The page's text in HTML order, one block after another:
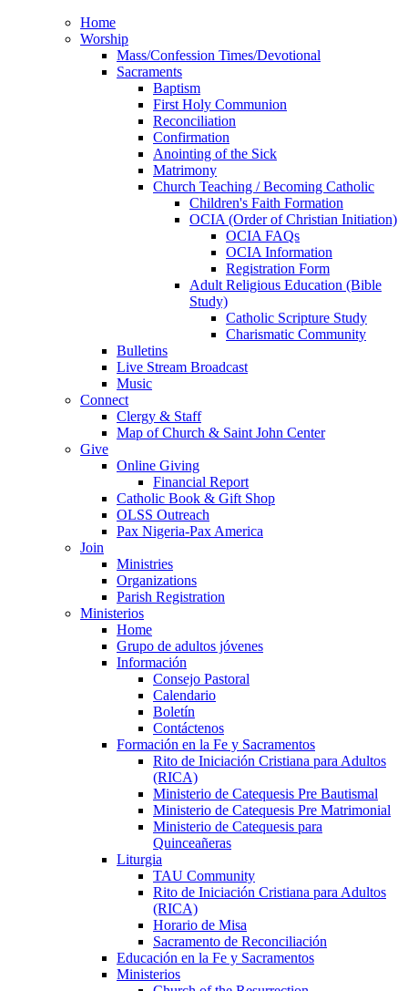
Home
Worship
Mass/Confession Times/Devotional
Sacraments
Baptism
First Holy Communion
Reconciliation
Confirmation
Anointing of the Sick
Matrimony
Church Teaching / Becoming Catholic
Children's Faith Formation
OCIA (Order of Christian Initiation)
OCIA FAQs
OCIA Information
Registration Form
Adult Religious Education (Bible
Study)
Catholic Scripture Study
Charismatic Community
Bulletins
Live Stream Broadcast
Music
Connect
Clergy & Staff
Map of Church & Saint John Center
Give
Online Giving
Financial Report
Catholic Book & Gift Shop
OLSS Outreach
Pax Nigeria-Pax America
Join
Ministries
Organizations
Parish Registration
Ministerios
Home
Grupo de adultos jóvenes
Información
Consejo Pastoral
Calendario
Boletín
Contáctenos
Formación en la Fe y Sacramentos
Rito de Iniciación Cristiana para Adultos
(RICA)
Ministerio de Catequesis Pre Bautismal
Ministerio de Catequesis Pre Matrimonial
Ministerio de Catequesis para
Quinceañeras
Liturgia
TAU Community
Rito de Iniciación Cristiana para Adultos
(RICA)
Horario de Misa
Sacramento de Reconciliación
Educación en la Fe y Sacramentos
Ministerios